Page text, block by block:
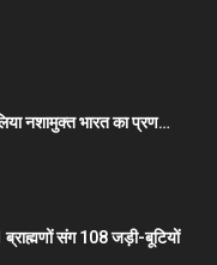
नशामुक्त भारत का प्रण…
संग 108 जड़ी-बूटियों